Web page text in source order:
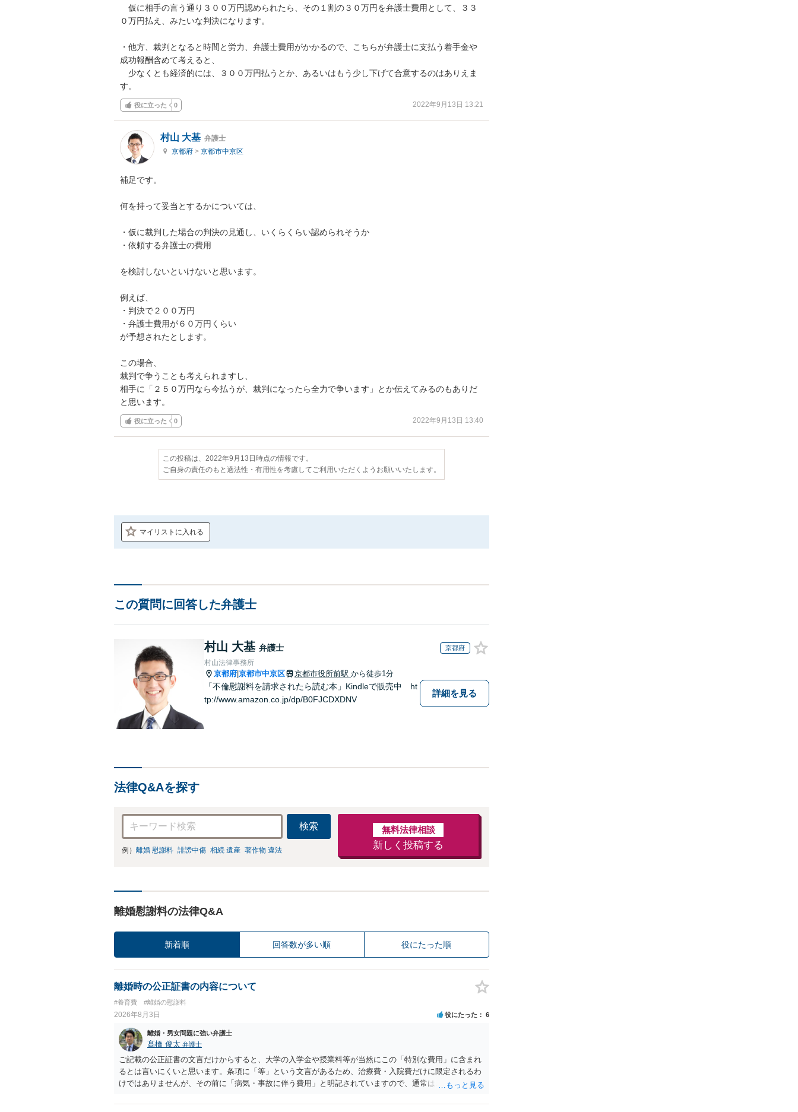
仮に相手の言う通り３００万円認められたら、その１割の３０万円を弁護士費用として、３３
０万円払え、みたいな判決になります。
・他方、裁判となると時間と労力、弁護士費用がかかるので、こちらが弁護士に支払う着手金や
成功報酬含めて考えると、
少なくとも経済的には、３００万円払うとか、あるいはもう少し下げて合意するのはありえま
す。
役に立った 0 2022年9月13日 13:21
村山 大基 弁護士
京都府 > 京都市中京区
補足です。
何を持って妥当とするかについては、
・仮に裁判した場合の判決の見通し、いくらくらい認められそうか
・依頼する弁護士の費用
を検討しないといけないと思います。
例えば、
・判決で２００万円
・弁護士費用が６０万円くらい
が予想されたとします。
この場合、
裁判で争うことも考えられますし、
相手に「２５０万円なら今払うが、裁判になったら全力で争います」とか伝えてみるのもありだ
と思います。
役に立った 0 2022年9月13日 13:40
この投稿は、2022年9月13日時点の情報です。
ご自身の責任のもと適法性・有用性を考慮してご利用いただくようお願いいたします。
マイリストに入れる
この質問に回答した弁護士
村山 大基 弁護士 京都府
村山法律事務所
京都府 京都市中京区 京都市役所前駅 から徒歩1分
「不倫慰謝料を請求されたら読む本」Kindleで販売中 ht
tp://www.amazon.co.jp/dp/B0FJCDXDNV
詳細を見る
法律Q&Aを探す
検索
例） 離婚 慰謝料 誹謗中傷 相続 遺産 著作物 違法
無料法律相談
新しく投稿する
離婚慰謝料の法律Q&A
新着順 回答数が多い順 役にたった順
離婚時の公正証書の内容について
#養育費 #離婚の慰謝料
2026年8月3日 役にたった 6
離婚・男女問題に強い弁護士
髙橋 俊太 弁護士
ご記載の公正証書の文言だけからすると、大学の入学金や授業料等が当然にこの「特別な費用」に含まれ
るとは言いにくいと思います。条項に「等」という文言があるため、治療費・入院費だけに限定されるわ
けではありませんが、その前に「病気・事故に伴う費用」と明記されていますので、通常は、病気や事故
す。したがって、大学の入学金、授業料、受験費用などの教育費についてまで、「この条項があるから当